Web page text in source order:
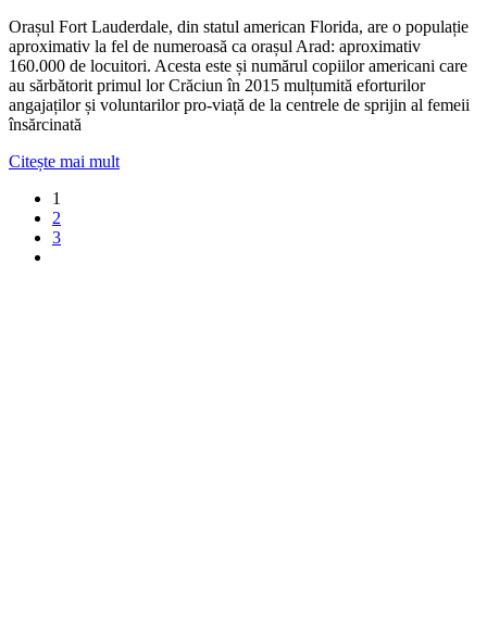
Orașul Fort Lauderdale, din statul american Florida, are o populație
aproximativ la fel de numeroasă ca orașul Arad: aproximativ
160.000 de locuitori. Acesta este și numărul copiilor americani care
au sărbătorit primul lor Crăciun în 2015 mulțumită eforturilor
angajaților și voluntarilor pro-viață de la centrele de sprijin al femeii
însărcinată
Citește mai mult
1
2
3